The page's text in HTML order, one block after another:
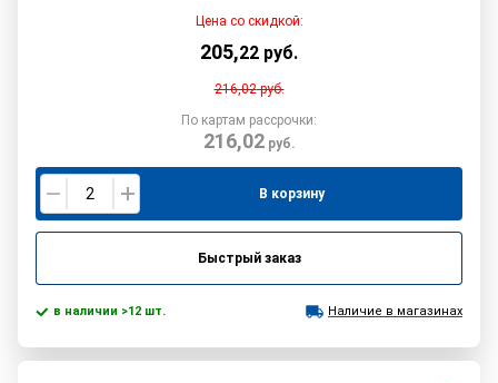
Цена со скидкой:
205,22 руб.
216,02руб.
По картам рассрочки:
216,02руб.
В корзину
Быстрый заказ
в наличии >12 шт. Наличие в магазинах